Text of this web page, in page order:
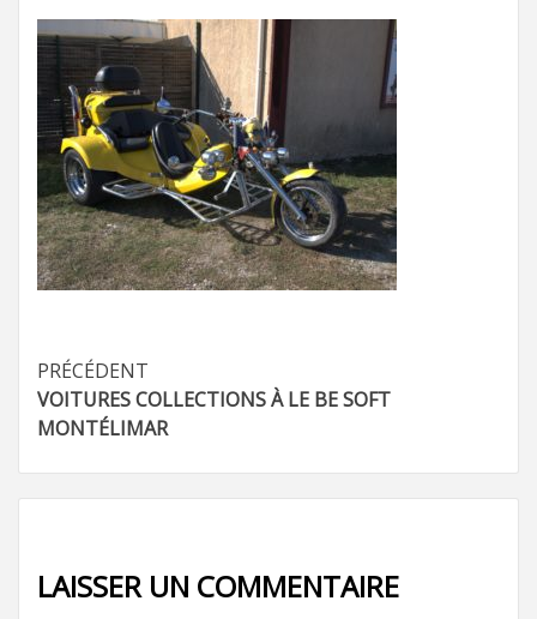
Navigation
d’article
PRÉCÉDENT
VOITURES COLLECTIONS À LE BE SOFT
MONTÉLIMAR
LAISSER UN COMMENTAIRE